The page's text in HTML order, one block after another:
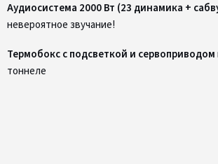
Аудиосистема 2000 Вт (23 динамика +
невероятное звучание!
Термобокс с подсветкой и сервоприводом
тоннеле